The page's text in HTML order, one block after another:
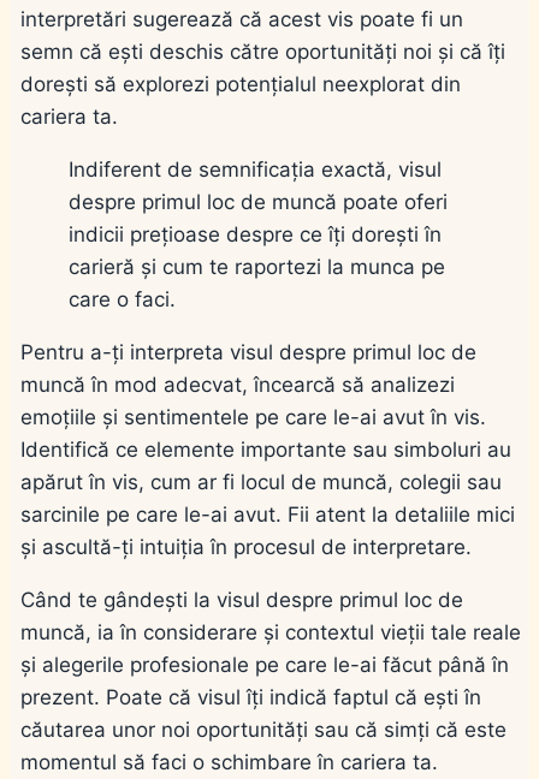
interpretări sugerează că acest vis poate fi un
semn că ești deschis către oportunități noi și că îți
dorești să explorezi potențialul neexplorat din
cariera ta.
Indiferent de semnificația exactă, visul
despre primul loc de muncă poate oferi
indicii prețioase despre ce îți dorești în
carieră și cum te raportezi la munca pe
care o faci.
Pentru a-ți interpreta visul despre primul loc de
muncă în mod adecvat, încearcă să analizezi
emoțiile și sentimentele pe care le-ai avut în vis.
Identifică ce elemente importante sau simboluri au
apărut în vis, cum ar fi locul de muncă, colegii sau
sarcinile pe care le-ai avut. Fii atent la detaliile mici
și ascultă-ți intuiția în procesul de interpretare.
Când te gândești la visul despre primul loc de
muncă, ia în considerare și contextul vieții tale reale
și alegerile profesionale pe care le-ai făcut până în
prezent. Poate că visul îți indică faptul că ești în
căutarea unor noi oportunități sau că simți că este
momentul să faci o schimbare în cariera ta.